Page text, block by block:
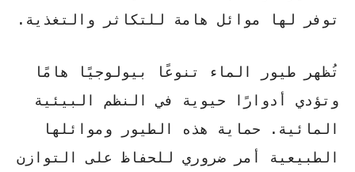
توفر لها موائل هامة للتكاثر والتغذية.
تُظهر طيور الماء
تنوعًا بيولوجيًا هامًا
وتؤدي أدوارًا حيوية في النظم البيئية
المائية. حماية هذه الطيور وموائلها
الطبيعية أمر ضروري للحفاظ على التوازن